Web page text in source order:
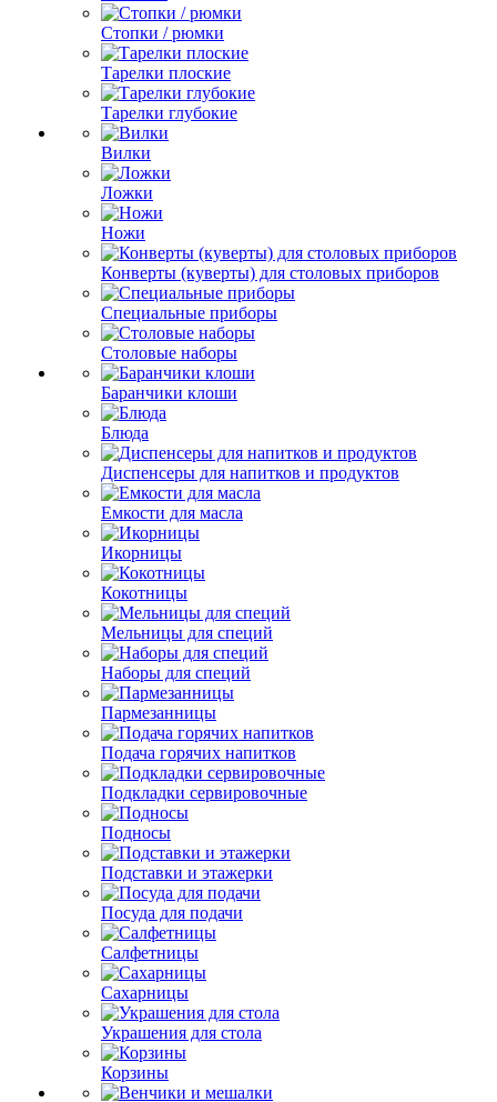
Стопки / рюмки
Тарелки плоские
Тарелки глубокие
Вилки
Ложки
Ножи
Конверты (куверты) для столовых приборов
Специальные приборы
Столовые наборы
Баранчики клоши
Блюда
Диспенсеры для напитков и продуктов
Емкости для масла
Икорницы
Кокотницы
Мельницы для специй
Наборы для специй
Пармезанницы
Подача горячих напитков
Подкладки сервировочные
Подносы
Подставки и этажерки
Посуда для подачи
Салфетницы
Сахарницы
Украшения для стола
Корзины